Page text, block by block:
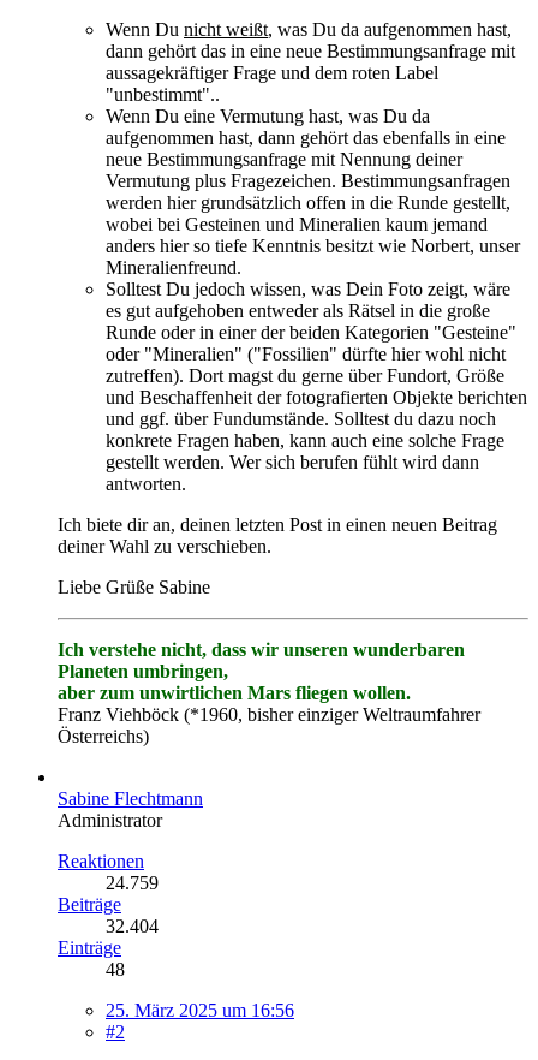
Wenn Du nicht weißt, was Du da aufgenommen hast,
dann gehört das in eine neue Bestimmungsanfrage mit
aussagekräftiger Frage und dem roten Label
"unbestimmt"..
Wenn Du eine Vermutung hast, was Du da
aufgenommen hast, dann gehört das ebenfalls in eine
neue Bestimmungsanfrage mit Nennung deiner
Vermutung plus Fragezeichen. Bestimmungsanfragen
werden hier grundsätzlich offen in die Runde gestellt,
wobei bei Gesteinen und Mineralien kaum jemand
anders hier so tiefe Kenntnis besitzt wie Norbert, unser
Mineralienfreund.
Solltest Du jedoch wissen, was Dein Foto zeigt, wäre
es gut aufgehoben entweder als Rätsel in die große
Runde oder in einer der beiden Kategorien "Gesteine"
oder "Mineralien" ("Fossilien" dürfte hier wohl nicht
zutreffen). Dort magst du gerne über Fundort, Größe
und Beschaffenheit der fotografierten Objekte berichten
und ggf. über Fundumstände. Solltest du dazu noch
konkrete Fragen haben, kann auch eine solche Frage
gestellt werden. Wer sich berufen fühlt wird dann
antworten.
Ich biete dir an, deinen letzten Post in einen neuen Beitrag
deiner Wahl zu verschieben.
Liebe Grüße Sabine
Ich verstehe nicht, dass wir unseren wunderbaren
Planeten umbringen,
aber zum unwirtlichen Mars fliegen wollen.
Franz Viehböck (*1960, bisher einziger Weltraumfahrer
Österreichs)
Sabine Flechtmann
Administrator
Reaktionen
24.759
Beiträge
32.404
Einträge
48
25. März 2025 um 16:56
#2